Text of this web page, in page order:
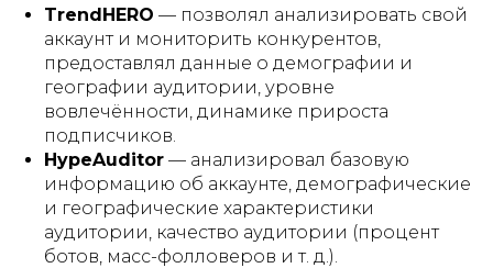
TrendHERO — позволял анализировать свой
аккаунт и мониторить конкурентов,
предоставлял данные о демографии и
географии аудитории, уровне
вовлечённости, динамике прироста
подписчиков.
HypeAuditor — анализировал базовую
информацию об аккаунте, демографические
и географические характеристики
аудитории, качество аудитории (процент
ботов, масс-фолловеров и т. д.).